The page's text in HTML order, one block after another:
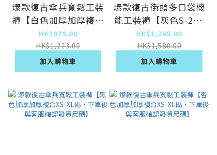
爆款復古傘兵寬鬆工裝
褲【白色加厚加厚複合
XS-XL碼，下單後與客
服確認發貨尺碼】
HK$979.00
HK$1,223.00
加入購物車
爆款復古街頭多口袋機
能工裝褲【灰色S-2XL
碼，下單後與客服確認
發貨尺碼】
HK$1,265.00
HK$1,580.00
加入購物車